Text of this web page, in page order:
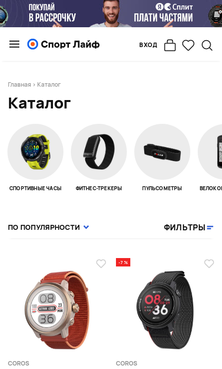
ВХОД
Главная > Каталог
Каталог
СПОРТИВНЫЕ ЧАСЫ ФИТНЕС-ТРЕКЕРЫ ПУЛЬСОМЕТРЫ
ПО ПОПУЛЯРНОСТИ ФИЛЬТРЫ
COROS
-7 %
COROS